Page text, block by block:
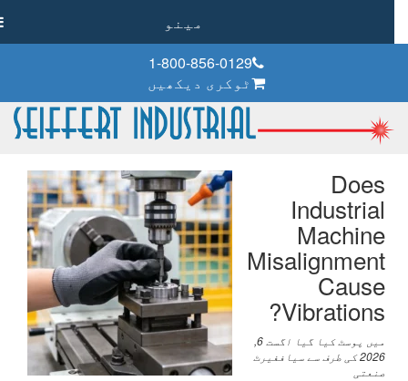
1-800-856-0129
ٹوکری دیکھیں
Does
Industrial
Machine
Misalignment
Cause
Vibrations
?
میں پوسٹ کیا گیا
اگست 6,
2026کی طرف سے سیاففیرٹ
صنعتی
مینو